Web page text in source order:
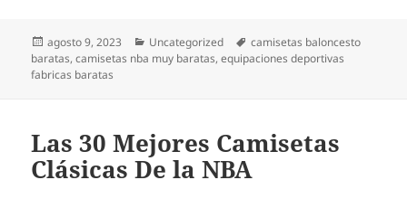
Publicado
el
agosto 9, 2023 Categorías
Uncategorized Etiquetas
camisetas baloncesto
baratas,camisetas nba muy baratas,equipaciones deportivas
fabricas baratas
Las 30 Mejores Camisetas
Clásicas De la NBA